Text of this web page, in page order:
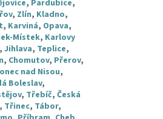
, Pardubice,
, Zlín, Kladno,
, Karviná, Opava,
Místek, Karlovy
,Jihlava, Teplice,
, Chomutov, Přerov,
nad Nisou,
Boleslav,
, Třebíč,Česká
, Třinec, Tábor,